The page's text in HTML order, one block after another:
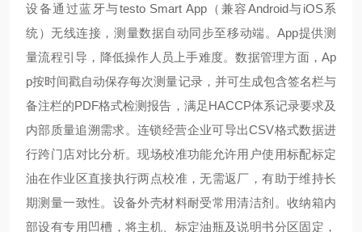
设备通过蓝牙与testo Smart App（兼容Android与iOS系
统）无线连接，测量数据自动同步至移动端。App提供测
量流程引导，降低操作人员上手难度。数据管理方面，Ap
p按时间戳自动保存每次测量记录，并可生成包含签名栏与
备注栏的PDF格式检测报告，满足HACCP体系记录要求及
内部质量追溯需求。连锁经营企业可导出CSV格式数据进
行跨门店对比分析。现场校准功能允许用户使用标配标定
油在作业区直接执行两点校准，无需返厂，有助于维持长
期测量一致性。设备外壳材料耐受常用清洁剂。收纳箱内
部设有专用凹槽，将主机、标定油瓶及说明书分区固定，